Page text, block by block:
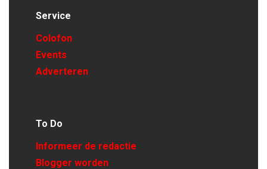
Service
Colofon
Events
Adverteren
To Do
Informeer de redactie
Blogger worden